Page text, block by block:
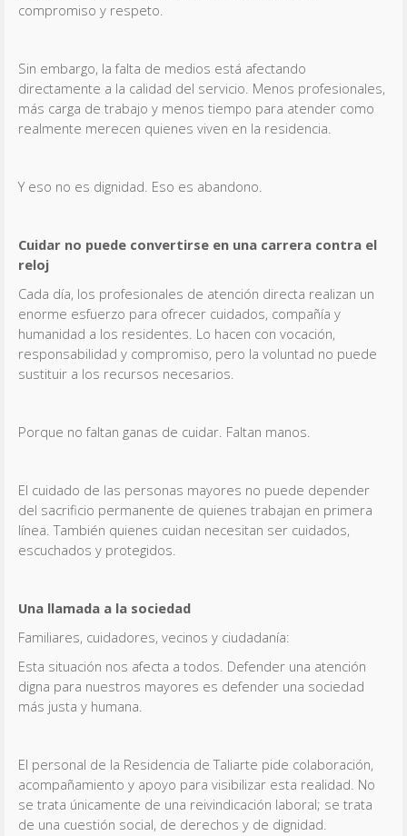
compromiso y respeto.
Sin embargo, la falta de medios está afectando
directamente a la calidad del servicio. Menos profesionales,
más carga de trabajo y menos tiempo para atender como
realmente merecen quienes viven en la residencia.
Y eso no es dignidad. Eso es abandono.
Cuidar no puede convertirse en una carrera contra el
reloj
Cada día, los profesionales de atención directa realizan un
enorme esfuerzo para ofrecer cuidados, compañía y
humanidad a los residentes. Lo hacen con vocación,
responsabilidad y compromiso, pero la voluntad no puede
sustituir a los recursos necesarios.
Porque no faltan ganas de cuidar. Faltan manos.
El cuidado de las personas mayores no puede depender
del sacrificio permanente de quienes trabajan en primera
línea. También quienes cuidan necesitan ser cuidados,
escuchados y protegidos.
Una llamada a la sociedad
Familiares, cuidadores, vecinos y ciudadanía:
Esta situación nos afecta a todos. Defender una atención
digna para nuestros mayores es defender una sociedad
más justa y humana.
El personal de la Residencia de Taliarte pide colaboración,
acompañamiento y apoyo para visibilizar esta realidad. No
se trata únicamente de una reivindicación laboral; se trata
de una cuestión social, de derechos y de dignidad.